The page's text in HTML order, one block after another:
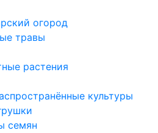
огород
травы
растения
культуры
семян